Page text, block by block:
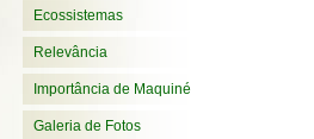
Ecossistemas
Relevância
Importância de Maquiné
Galeria de Fotos